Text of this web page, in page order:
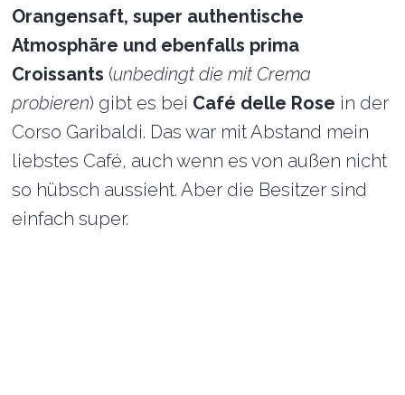
Orangensaft, super authentische
Atmosphäre und ebenfalls prima
Croissants (unbedingt die mit Crema
probieren) gibt es bei Café delle Rose in der
Corso Garibaldi. Das war mit Abstand mein
liebstes Café, auch wenn es von außen nicht
so hübsch aussieht. Aber die Besitzer sind
einfach super.